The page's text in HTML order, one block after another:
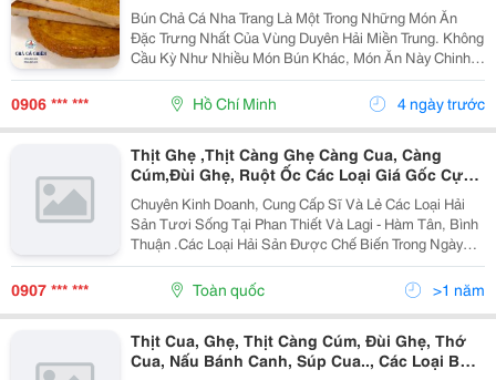
Bún Chả Cá Nha Trang Là Một Trong Những Món Ăn
Đặc Trưng Nhất Của Vùng Duyên Hải Miền Trung. Không
Cầu Kỳ Như Nhiều Món Bún Khác, Món Ăn Này Chinh
Phục Thực Khách Bằng Vị Ngọt Thanh Tự Nhiên Từ Cá
Biển Tươi Và Nước Dùng Trong Veo, Đậm Đà. Điểm
0906 *** *** Hồ Chí Minh 4 ngày trước
Thịt Ghẹ ,Thịt Càng Ghẹ Càng Cua, Càng
Cúm,Đùi Ghẹ, Ruột Ốc Các Loại Giá Gốc Cực
Tốt
Chuyên Kinh Doanh, Cung Cấp Sĩ Và Lẻ Các Loại Hải
Sản Tươi Sống Tại Phan Thiết Và Lagi - Hàm Tân, Bình
Thuận .Các Loại Hải Sản Được Chế Biến Trong Ngày
Nên Luôn Giữ Được Độ Tươi Ngon (Chưa Qua Đông)
,Chuyên Về Sản Xuất : Thịt Ghẹ, Thịt Càng Ghẹ, Đùi
0907 *** *** Toàn quốc >1 năm
Thịt Cua, Ghẹ, Thịt Càng Cúm, Đùi Ghẹ, Thớ
Cua, Nấu Bánh Canh, Súp Cua.., Các Loại Bóc